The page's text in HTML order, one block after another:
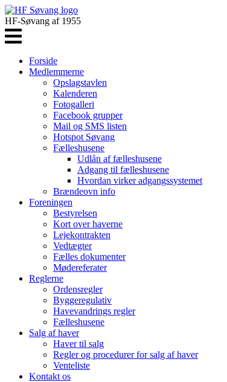
HF-Søvang af 1955
Forside
Medlemmerne
Opslagstavlen
Kalenderen
Fotogalleri
Facebook grupper
Mail og SMS listen
Hotspot Søvang
Fælleshusene
Udlån af fælleshusene
Adgang til fælleshusene
Hvordan virker adgangssystemet
Brændeovn info
Foreningen
Bestyrelsen
Kort over haverne
Lejekontrakten
Vedtægter
Fælles dokumenter
Mødereferater
Reglerne
Ordensregler
Byggeregulativ
Havevandrings regler
Fælleshusene
Salg af haver
Haver til salg
Regler og procedurer for salg af haver
Venteliste
Kontakt os